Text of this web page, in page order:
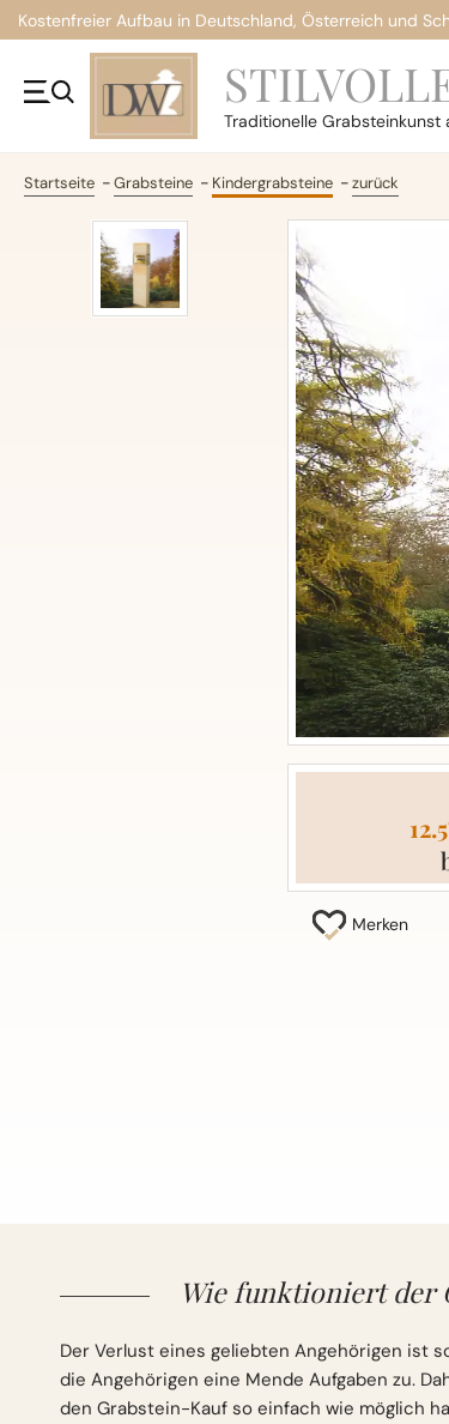
Kostenfreier Aufbau in Deutschland, Österreich und
Traditionelle Grabsteinkunst
Startseite Grabsteine Kindergrabsteine zurück
Merken
Wie funktioniert der
Der Verlust eines geliebten Angehörigen ist
die Angehörigen eine Mende Aufgaben zu.
den Grabstein-Kauf so einfach wie möglich